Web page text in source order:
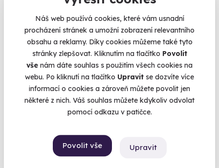
Náš web používá cookies, které vám usnadní
procházení stránek a umožní zobrazení relevantního
obsahu a reklamy. Díky cookies můžeme také tyto
stránky zlepšovat. Kliknutím na tlačítko Povolit
vše nám dáte souhlas s použitím všech cookies na
webu. Po kliknutí na tlačítko Upravit se dozvíte více
informací o cookies a zároveň můžete povolit jen
některé z nich. Váš souhlas můžete kdykoliv odvolat
pomocí odkazu v patičce.
Povolit vše Upravit
Vyrobte si gelato jako pravý Ital.
Praha
2 700 Kč
Volný termín už 11. 10. 2026